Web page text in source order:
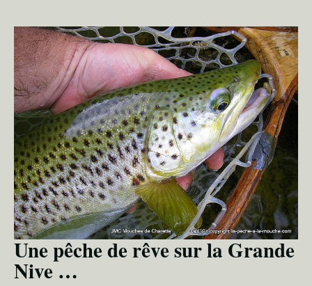
Une pêche de rêve sur la Grande
Nive …